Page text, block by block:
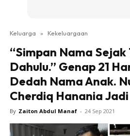
Keluarga » Kekeluargaan
“Simpan Nama Sejak
Dahulu.” Genap 21
Dedah Nama Anak.
Cherdiq Hanania
By Zaiton Abdul Manaf - 24 Sep 2021